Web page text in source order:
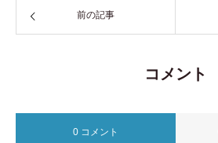
前の記事
コメント
0 コメント